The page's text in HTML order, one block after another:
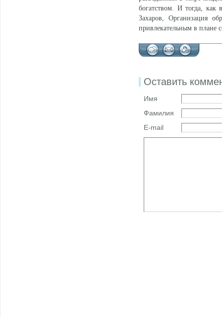
богатством. И тогда, как
Захаров, Организация
привлекательным в плане
Оставить
Имя
Фамилия
E-mail